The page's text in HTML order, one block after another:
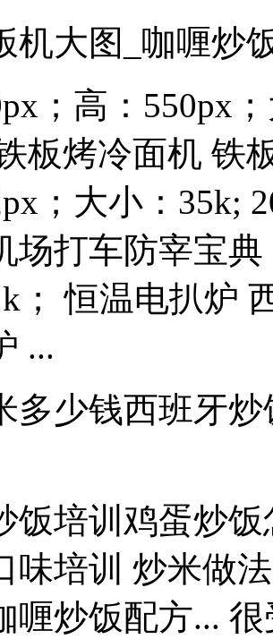
机大图_咖喱炒
；高：550px
板烤冷面机 铁
；大小：35k;
场打车防宰宝
； 恒温电扒炉
...
多少钱西班牙
饭培训鸡蛋炒
味培训 炒米做
喱炒饭配方...